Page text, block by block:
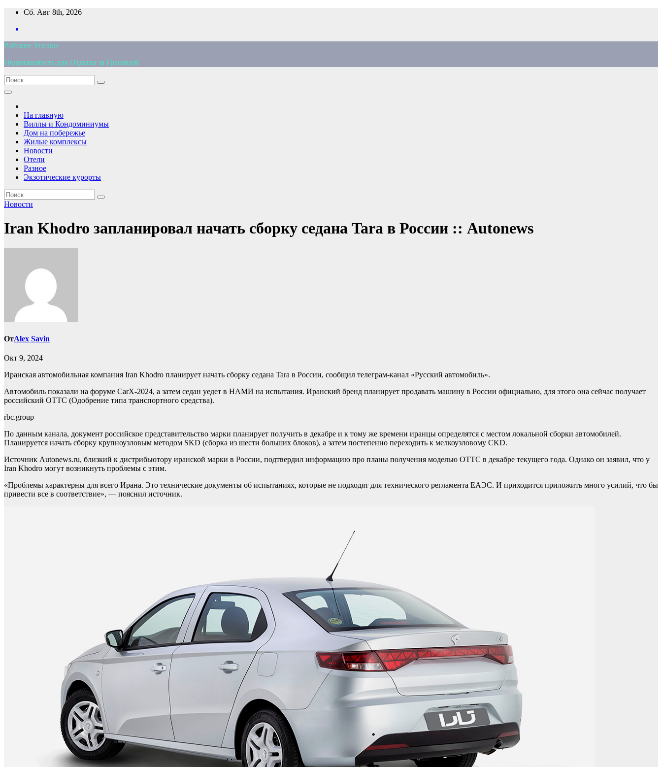
Перейти
содержимому
Сб. Авг 8th, 2026
Райские Уголки
Недвижимость для Отдыха за Границей
На главную
Виллы и Кондоминиумы
Дом на побережье
Жилые комплексы
Новости
Отели
Разное
Экзотические курорты
Новости
Iran Khodro запланировал начать сборку седана Tara в России :: Autonews
ОтAlex Savin
Окт 9, 2024
Иранская автомобильная компания Iran Khodro планирует начать сборку седана Tara в России, сообщил телеграм-канал «Русский автомобиль».
Автомобиль показали на форуме CarX-2024, а затем седан уедет в НАМИ на испытания. Иранский бренд планирует продавать машину в России официально, для этого она сейчас получает
российский ОТТС (Одобрение типа транспортного средства).
rbc.group
По данным канала, документ российское представительство марки планирует получить в декабре и к тому же времени иранцы определятся с местом локальной сборки автомобилей.
Планируется начать сборку крупноузловым методом SKD (сборка из шести больших блоков), а затем постепенно переходить к мелкоузловому CKD.
Источник Autonews.ru, близкий к дистрибьютору иранской марки в России, подтвердил информацию про планы получения моделью ОТТС в декабре текущего года. Однако он заявил, что у
Iran Khodro могут возникнуть проблемы с этим.
«Проблемы характерны для всего Ирана. Это технические документы об испытаниях, которые не подходят для технического регламента ЕАЭС. И приходится приложить много усилий, что бы
привести все в соответствие», — пояснил источник.